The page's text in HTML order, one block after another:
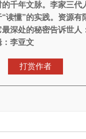
千年文脉。李家三
读懂”的实践。资源
深处的秘密告诉世
：李亚文
打赏作者